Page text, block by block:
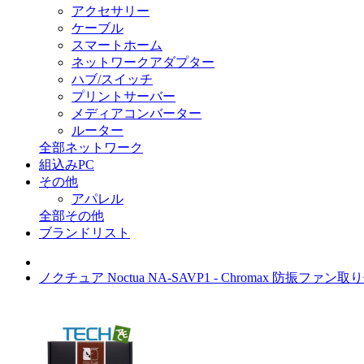
アクセサリー
ケーブル
スマートホーム
ネットワークアダプター
ハブ/スイッチ
プリントサーバー
メディアコンバーター
ルーター
全部ネットワーク
組込みPC
その他
アパレル
全部その他
ブランドリスト
ノクチュア Noctua NA-SAVP1 - Chromax 防振ファン取